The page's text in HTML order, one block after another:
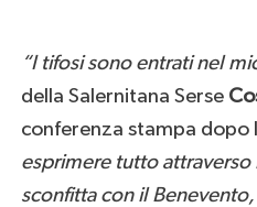
“I tifosi sono entrati nel
della Salernitana Serse
conferenza stampa dopo
esprimere tutto attraverso
sconfitta con il Benevento,